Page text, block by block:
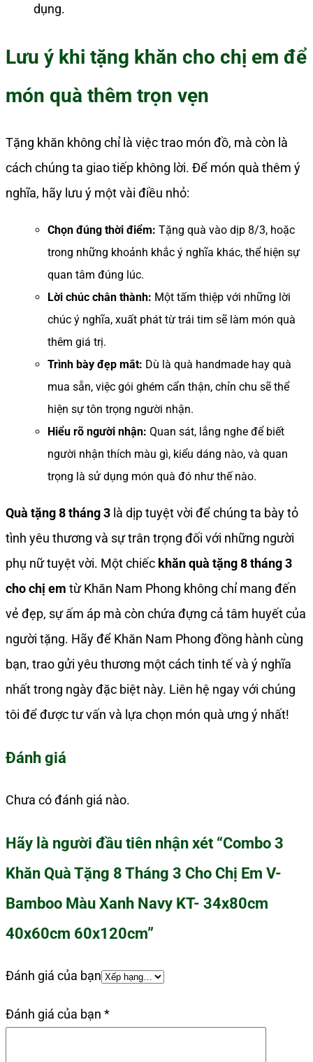
dụng.
Lưu ý khi tặng khăn cho chị em để
món quà thêm trọn vẹn
Tặng khăn không chỉ là việc trao món đồ, mà còn là
cách chúng ta giao tiếp không lời. Để món quà thêm ý
nghĩa, hãy lưu ý một vài điều nhỏ:
Chọn đúng thời điểm: Tặng quà vào dịp 8/3, hoặc
trong những khoảnh khắc ý nghĩa khác, thể hiện sự
quan tâm đúng lúc.
Lời chúc chân thành: Một tấm thiệp với những lời
chúc ý nghĩa, xuất phát từ trái tim sẽ làm món quà
thêm giá trị.
Trình bày đẹp mắt: Dù là quà handmade hay quà
mua sẵn, việc gói ghém cẩn thận, chỉn chu sẽ thể
hiện sự tôn trọng người nhận.
Hiểu rõ người nhận: Quan sát, lắng nghe để biết
người nhận thích màu gì, kiểu dáng nào, và quan
trọng là sử dụng món quà đó như thế nào.
Quà tặng 8 tháng 3 là dịp tuyệt vời để chúng ta bày tỏ
tình yêu thương và sự trân trọng đối với những người
phụ nữ tuyệt vời. Một chiếc khăn quà tặng 8 tháng 3
cho chị em từ Khăn Nam Phong không chỉ mang đến
vẻ đẹp, sự ấm áp mà còn chứa đựng cả tâm huyết của
người tặng. Hãy để Khăn Nam Phong đồng hành cùng
bạn, trao gửi yêu thương một cách tinh tế và ý nghĩa
nhất trong ngày đặc biệt này. Liên hệ ngay với chúng
tôi để được tư vấn và lựa chọn món quà ưng ý nhất!
Đánh giá
Chưa có đánh giá nào.
Hãy là người đầu tiên nhận xét “Combo 3
Khăn Quà Tặng 8 Tháng 3 Cho Chị Em V-
Bamboo Màu Xanh Navy KT- 34x80cm
40x60cm 60x120cm”
Đánh giá của bạn
Đánh giá của bạn *